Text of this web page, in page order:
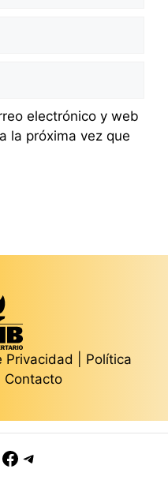
electrónico y web
la próxima vez que
Privacidad
Política
Contacto